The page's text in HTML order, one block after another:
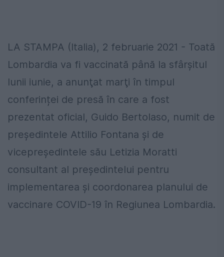
LA STAMPA (Italia), 2 februarie 2021 - Toată
Lombardia va fi vaccinată până la sfârșitul
lunii iunie, a anunţat marţi în timpul
conferinței de presă în care a fost
prezentat oficial, Guido Bertolaso, numit de
președintele Attilio Fontana și de
vicepreședintele său Letizia Moratti
consultant al președintelui pentru
implementarea și coordonarea planului de
vaccinare COVID-19 în Regiunea Lombardia.